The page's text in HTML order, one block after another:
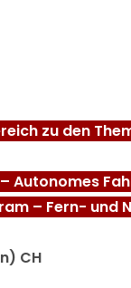
zu den
Autonomes
– Fern-
CH